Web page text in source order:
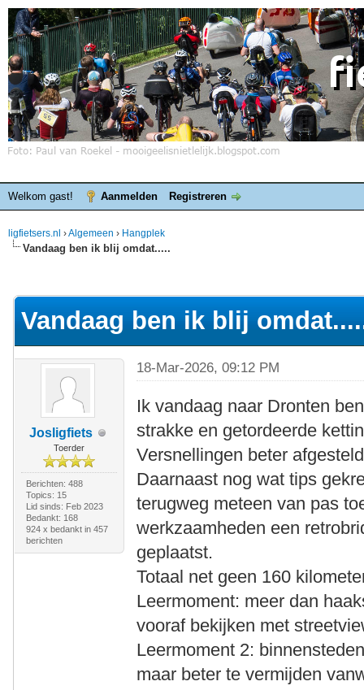
Welkom gast! Aanmelden Registreren
ligfietsers.nl ›Algemeen › Hangplek
Vandaag ben ik blij omdat.....
Vandaag ben ik blij
Josligfiets
Toerder
Berichten: 488
Topics: 15
Lid sinds: Feb 2023
Bedankt: 168
924 x bedankt in 457
berichten
18-Mar-2026, 09:12 PM
Ik vandaag naar Dronten
strakke en getordeerde
Versnellingen beter
Daarnaast nog wat tips
terugweg meteen van pas
werkzaamheden een
geplaatst.
Totaal net geen 160
Leermoment: meer dan
vooraf bekijken met
Leermoment 2:
maar beter te vermijden